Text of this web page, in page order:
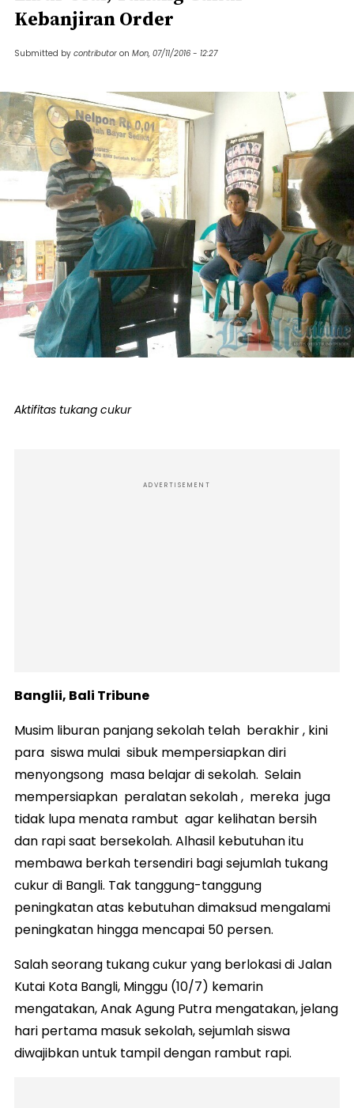
Kebanjiran Order
Submitted by contributor on Mon, 07/11/2016 - 12:27
Aktifitas tukang cukur
ADVERTISEMENT
Banglii, Bali Tribune
Musim liburan panjang sekolah telah berakhir , kini
para siswa mulai sibuk mempersiapkan diri
menyongsong masa belajar di sekolah. Selain
mempersiapkan peralatan sekolah , mereka juga
tidak lupa menata rambut agar kelihatan bersih
dan rapi saat bersekolah. Alhasil kebutuhan itu
membawa berkah tersendiri bagi sejumlah tukang
cukur di Bangli. Tak tanggung-tanggung
peningkatan atas kebutuhan dimaksud mengalami
peningkatan hingga mencapai 50 persen.
Salah seorang tukang cukur yang berlokasi di Jalan
Kutai Kota Bangli, Minggu (10/7) kemarin
mengatakan, Anak Agung Putra mengatakan, jelang
hari pertama masuk sekolah, sejumlah siswa
diwajibkan untuk tampil dengan rambut rapi.